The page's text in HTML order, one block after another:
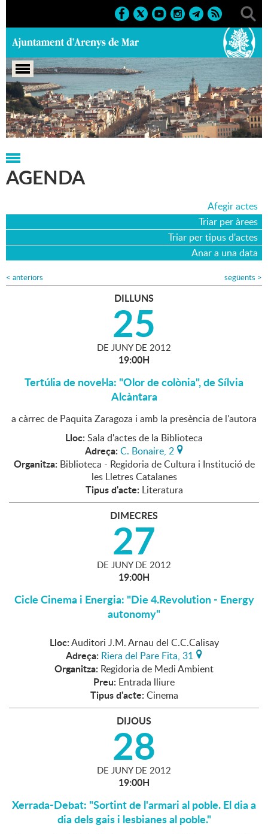
Portada > Agenda > 25-06-2012
AGENDA
Afegir actes
Triar per àrees
Triar per tipus d'actes
Anar a una data
< anteriors següents >
DILLUNS
25
DE JUNY DE 2012
19:00H
Tertúlia de novel·la: "Olor de colònia", de Sílvia
Alcàntara
a càrrec de Paquita Zaragoza i amb la presència de l'autora
Lloc: Sala d'actes de la Biblioteca
Adreça: C. Bonaire, 2
Organitza: Biblioteca - Regidoria de Cultura i Institució de
les Lletres Catalanes
Tipus d'acte: Literatura
DIMECRES
27
DE JUNY DE 2012
19:00H
Cicle Cinema i Energia: "Die 4.Revolution - Energy
autonomy"
Lloc:Auditori J.M. Arnau del C.C.Calisay
Adreça: Riera del Pare Fita, 31
Organitza: Regidoria de Medi Ambient
Preu: Entrada lliure
Tipus d'acte: Cinema
DIJOUS
28
DE JUNY DE 2012
19:00H
Xerrada-Debat: "Sortint de l'armari al poble. El dia a
dia dels gais i lesbianes al poble."